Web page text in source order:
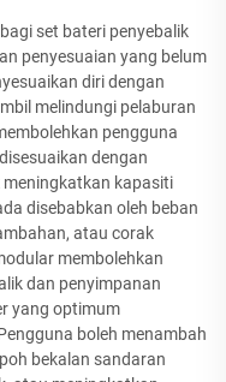
set bateri penyebalik
penyesuaian yang belum
diri dengan
melindungi pelaburan
pengguna
dengan
meningkatkan kapasiti
disebabkan oleh beban
atau corak
membolehkan
dan penyimpanan
yang optimum
boleh menambah
bekalan sandaran